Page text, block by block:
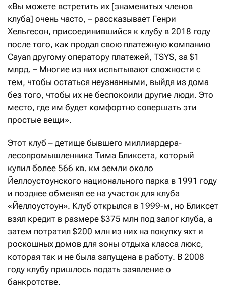
«Вы можете встретить их [знаменитых членов
клуба] очень часто, – рассказывает Генри
Хельгесон, присоединившийся к клубу в 2018 году
после того, как продал свою платежную компанию
Cayan другому оператору платежей, TSYS, за $1
млрд. – Многие из них испытывают сложности с
тем, чтобы остаться неузнанными, выйдя из дома
без того, чтобы их не беспокоили другие люди. Это
место, где им будет комфортно совершать эти
простые вещи».
Этот клуб – детище бывшего миллиардера-
лесопромышленника Тима Бликсета, который
купил более 566 кв. км земли около
Йеллоустоунского национального парка в 1991 году
и позднее обменял ее на участок для клуба
«Йеллоустоун». Клуб открылся в 1999-м, но Бликсет
взял кредит в размере $375 млн под залог клуба, а
затем потратил $200 млн из них на покупку яхт и
роскошных домов для зоны отдыха класса люкс,
которая так и не была запущена в работу. В 2008
году клубу пришлось подать заявление о
банкротстве.